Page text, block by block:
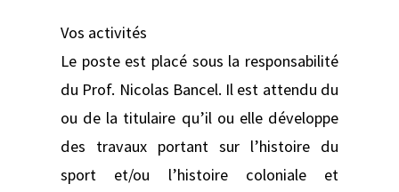
Vos activités
Le poste est placé sous la responsabilité
du Prof. Nicolas Bancel. Il est attendu du
ou de la titulaire qu’il ou elle développe
des travaux portant sur l’histoire du
sport et/ou l’histoire coloniale et